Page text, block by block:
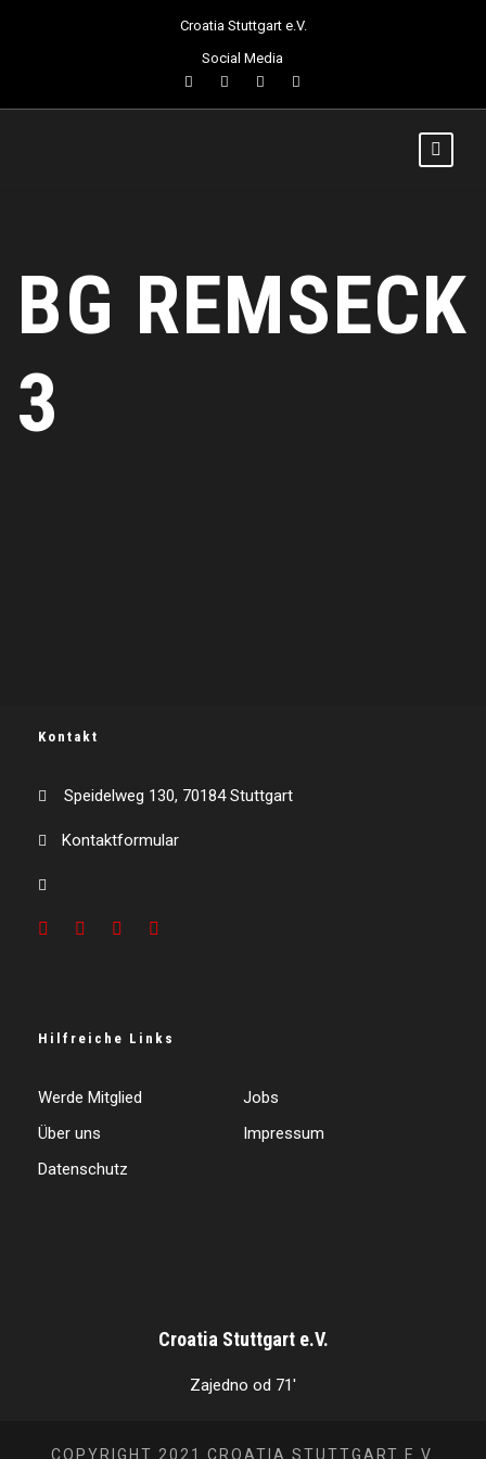
Croatia Stuttgart e.V.
Social Media
BG REMSECK
3
Kontakt
Speidelweg 130, 70184 Stuttgart
Kontaktformular
Hilfreiche Links
Werde Mitglied
Jobs
Über uns
Impressum
Datenschutz
Croatia Stuttgart e.V.
Zajedno od 71'
COPYRIGHT 2021 CROATIA STUTTGART E.V.